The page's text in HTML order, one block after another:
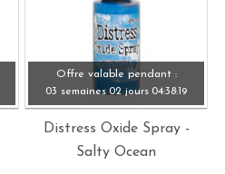
Offre valable pendant :
03 semaines 02 jours 04:38:19
Distress Oxide Spray -
Salty Ocean